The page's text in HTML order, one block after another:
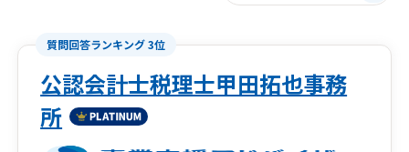
質問回答ランキング 3位
公認会計士税理士甲田拓也事務
所